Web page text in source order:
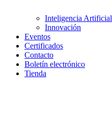
Inteligencia Artificial
Innovación
Eventos
Certificados
Contacto
Boletín electrónico
Tienda